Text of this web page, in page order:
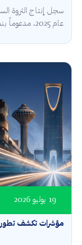
عام 2025، مدعوماً بنمو مشاريع الاستزراع المائي بنسبة 19%، في...
مؤشرات تكشف تطور
19 يوليو 2026